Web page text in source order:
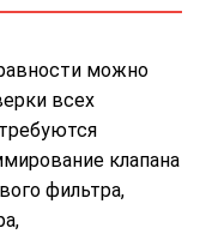
можно
всех
клапана
фильтра,